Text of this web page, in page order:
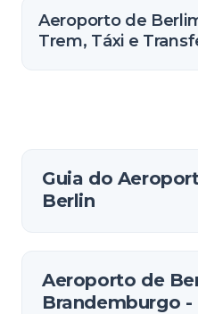
Aeroporto de
Trem, Táxi e
Guia do
Berlin
Aeroporto de
Brandemburgo -